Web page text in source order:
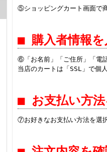
⑤ショッピングカート画面で
■ 購入者情報
⑥「お名前」「ご住所」「電
当店のカートは「SSL」で個
■ お支払い方
⑦お好きなお支払い方法を選